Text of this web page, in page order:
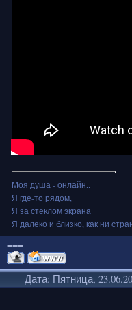
Моя душа - онлайн..
Я где-то рядом,
Я за стеклом экрана
Я далеко и близко, как ни
===
Дата: Пятница,